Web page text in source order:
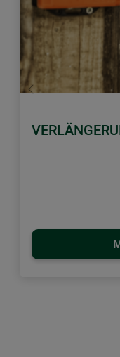
Zurück